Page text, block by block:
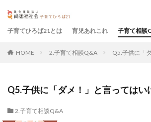
子育てひろば21とは 育児あれこれ 子育て相談
HOME 2.子育て相談Q&A Q5.子供に「
Q5.子供に「ダメ！」と言ってはい
2.子育て相談Q&A